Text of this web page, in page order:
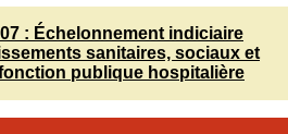
: Échelonnement indiciaire
sanitaires, sociaux et
publique hospitalière